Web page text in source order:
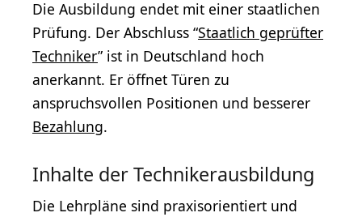
Die Ausbildung endet mit einer staatlichen
Prüfung. Der Abschluss “Staatlich geprüfter
Techniker” ist in Deutschland hoch
anerkannt. Er öffnet Türen zu
anspruchsvollen Positionen und besserer
Bezahlung.
Inhalte der Technikerausbildung
Die Lehrpläne sind praxisorientiert und